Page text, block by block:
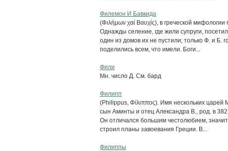
Филемон И Бавкида
(Φιλήμων χαί Βαυχίς), в греческой
Однажды селение, где жили супруги,
один из домов их не пустили; только Ф. и Б.
поделились всем, что имели. Боги...
Фили
Мн. число Д. См. бард
Филипп
(Philippus, Φίλιππος). Имя нескольких
сын Аминты и отец Александра В., род. в 382
Он отличался большим честолюбием,
строил планы завоевания Греции. В...
Филиппы